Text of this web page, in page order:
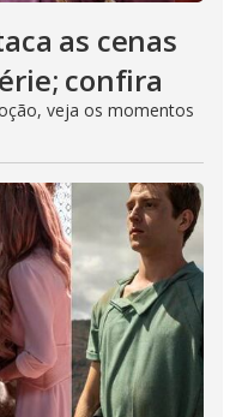
as cenas
confira
veja os momentos